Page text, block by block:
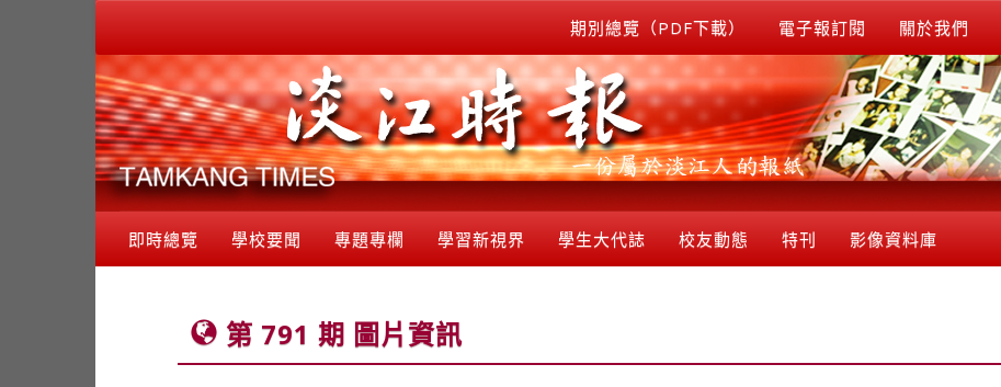
期別總覽（PDF下載） 電子報訂閱 關於我們
即時總覽 學校要聞 專題專欄 學習新視界 學生大代誌 校友動態 特刊 影像資料庫
第 791 期 圖片資訊